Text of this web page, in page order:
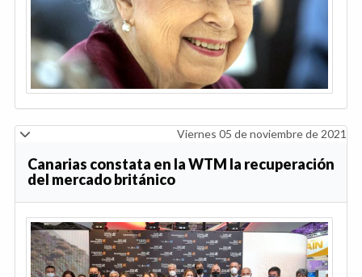
Viernes 05 de noviembre de 2021
Canarias constata en la WTM la recuperación
del mercado británico